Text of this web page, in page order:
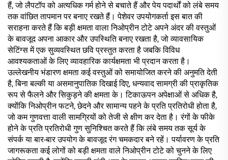
हैं, जो लैपटॉप को अत्यधिक गर्म होने से बचाते हैं और पेय पदार्थों को लंबे समय
तक वांछित तापमान पर बनाए रखते हैं। पेशेवर उपयोगकर्ता इस बात की
सराहना करते हैं कि बड़ी क्षमता वाला निओप्रीन टोटे अपने अंदर की वस्तुओं
के बावजूद अपना आकार और उपस्थिति बनाए रखता है, जो व्यावसायिक
सेटिंग्स में एक सुव्यवस्थित छवि प्रस्तुत करता है जबकि विविध
आवश्यकताओं के लिए व्यावहारिक कार्यक्षमता भी प्रदान करता है।
उल्लेखनीय भंडारण क्षमता कई वस्तुओं को समायोजित करने की अनुमति देती
है, बिना बल्की या असमानुपातिक दिखाई दिए, धन्यवाद सामग्री की प्राकृतिक
रूप से फैलने और सिकुड़ने की क्षमता के। टिकाऊपन अपेक्षाओं से अधिक है,
क्योंकि निओप्रीन फटने, छेदने और सामान्य पहने के प्रति प्रतिरोधी होता है,
जो कम गुणवत्ता वाली सामग्रियों को तेजी से क्षीण कर देता है। रंगों के फीके
होने के प्रति प्रतिरोधी गुण सुनिश्चित करते हैं कि लंबे समय तक सूर्य के
संपर्क या बार-बार उपयोग के बावजूद रंग चमकदार बने रहें। पर्यावरण के प्रति
जागरूकता कई लोगों को बड़ी क्षमता वाले निओप्रीन टोटे को चुनने के लिए